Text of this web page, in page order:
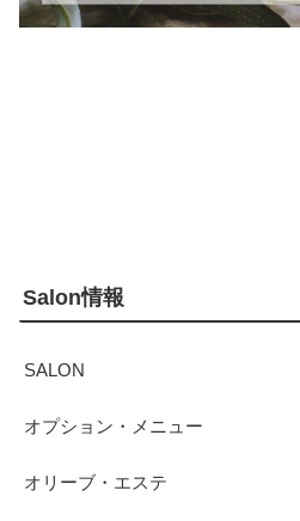
Salon情報
SALON
オプション・メニュー
オリーブ・エステ